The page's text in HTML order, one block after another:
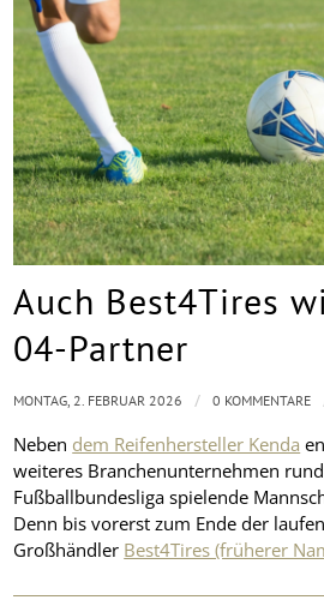
Auch Best4Tires
04-Partner
Neben dem Reifenhersteller Kenda
weiteres Branchenunternehmen
Fußballbundesliga spielende
Denn bis vorerst zum Ende der
Großhändler Best4Tires (früherer
MONTAG, 2. FEBRUAR 2026 / 0 KOMMENTARE